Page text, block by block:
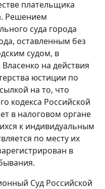
плательщика
Решением
суда города
оставленным без
судом, в
на действия
юстиции по
на то, что
кодекса Российской
в налоговом органе
к индивидуальным
по месту их
в
Суд Российской